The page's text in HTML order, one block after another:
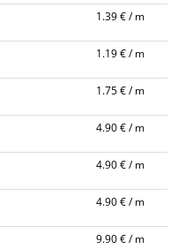
1.39 € / m
1.19 € / m
1.75 € / m
4.90 € / m
4.90 € / m
4.90 € / m
9.90 € / m